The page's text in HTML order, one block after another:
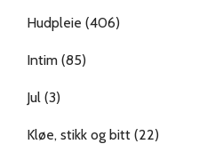
Hudpleie (406)
Intim (85)
Jul (3)
Kløe, stikk og bitt (22)